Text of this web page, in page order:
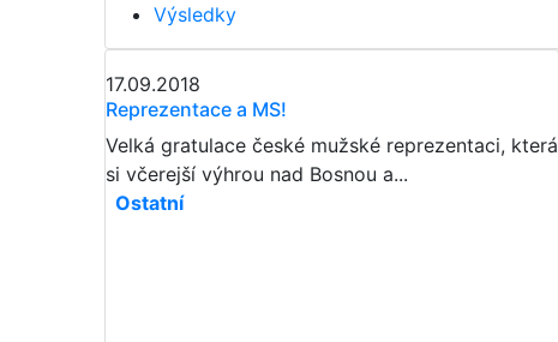
Výsledky
17.09.2018
Reprezentace a MS!
Velká gratulace české mužské reprezentaci, která
si včerejší výhrou nad Bosnou a...
Ostatní